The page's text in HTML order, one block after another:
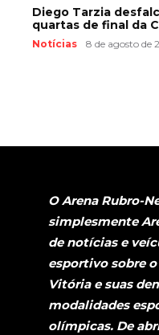
Diego Tarzia
quartas de final da
Notícias 8 de agosto de
O Arena Rubro-
simplesmente
de notícias e
esportivo sobre
Vitória e suas
modalidades
olímpicas. De